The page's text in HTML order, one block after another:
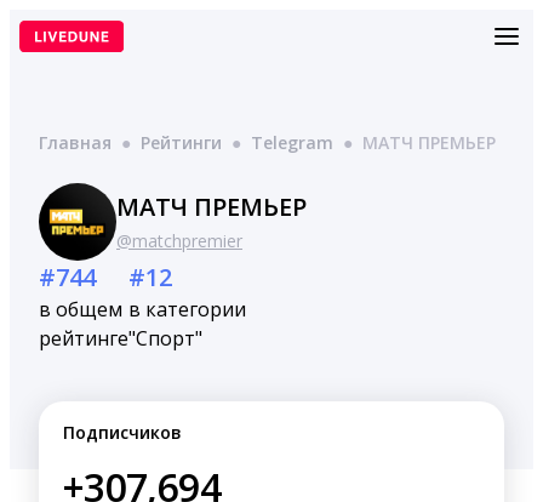
Перейти
Главная ● Рейтинги ● Telegram ● МАТЧ ПРЕМЬЕР
МАТЧ ПРЕМЬЕР
@matchpremier
#744
в общем
рейтинге
#12
в категории
"Спорт"
Подписчиков
+307,694